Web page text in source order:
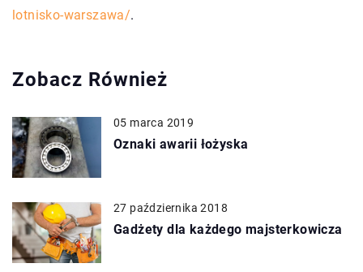
lotnisko-warszawa/.
Zobacz Również
05 marca 2019
Oznaki awarii łożyska
27 października 2018
Gadżety dla każdego majsterkowicza